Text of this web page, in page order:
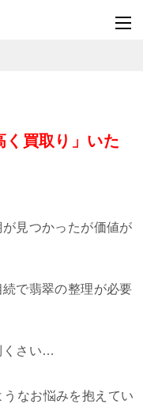
く買取り」いた
見つかったが価値が
で翡翠の整理が必要
くさい…
なお悩みを抱えてい